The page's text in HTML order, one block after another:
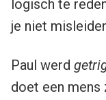
logisch te
je niet
Paul werd
doet een